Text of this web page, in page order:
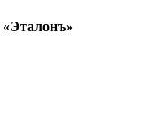
«Эталонъ»